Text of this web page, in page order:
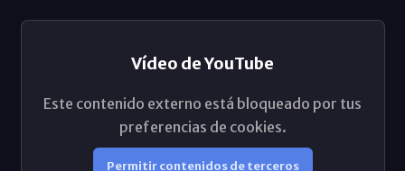
Vídeo de YouTube
Este contenido externo está bloqueado por tus
preferencias de cookies.
Permitir contenidos de terceros